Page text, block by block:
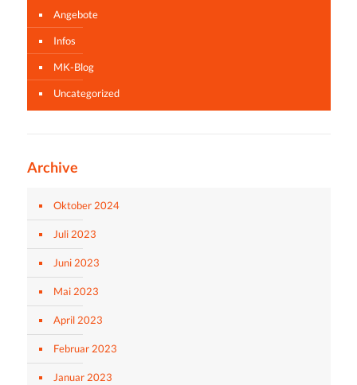
Angebote
Infos
MK-Blog
Uncategorized
Archive
Oktober 2024
Juli 2023
Juni 2023
Mai 2023
April 2023
Februar 2023
Januar 2023